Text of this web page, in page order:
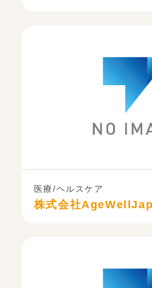
医療/ヘルスケア
株式会社